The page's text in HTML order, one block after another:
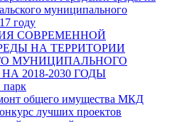
муниципального
году
СОВРЕМЕННОЙ
НА ТЕРРИТОРИИ
МУНИЦИПАЛЬНОГО
2018-2030 ГОДЫ
парк
общего имущества МКД
лучших проектов